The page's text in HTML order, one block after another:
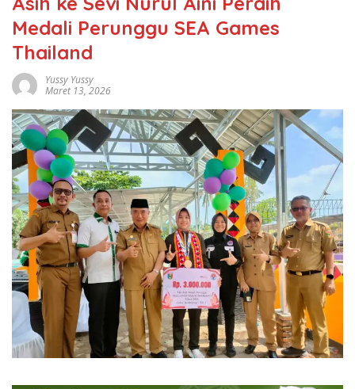
Medali Perunggu SEA Games
Thailand
Yussy Yussy
Maret 13, 2026